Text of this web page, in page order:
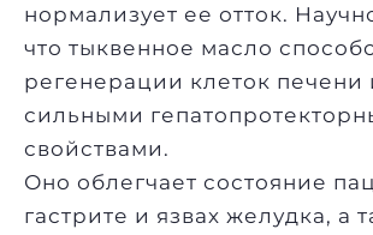
нормализует ее отток.
что тыквенное масло
регенерации клеток печени
сильными
свойствами.
Оно облегчает состояние
гастрите и язвах желудка, а